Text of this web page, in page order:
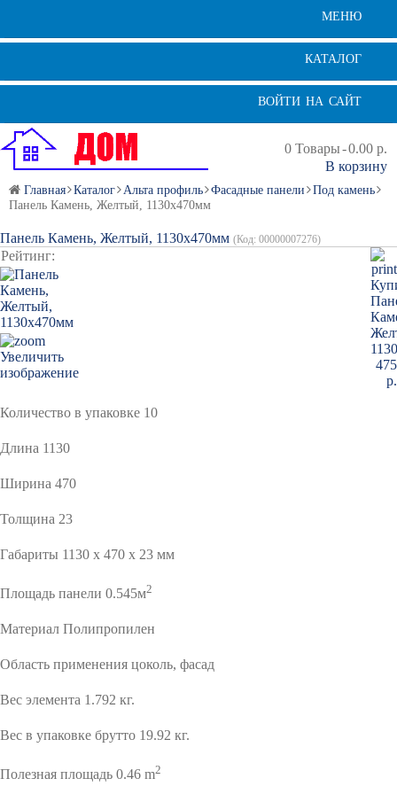
МЕНЮ
КАТАЛОГ
ВОЙТИ НА САЙТ
0 Товары-0.00 р.
В корзину
Главная Каталог Альта профиль Фасадные панели
Под камень
Панель Камень, Желтый, 1130х470мм
Панель Камень, Желтый, 1130х470мм (Код: 00000007276)
Рейтинг:
Увеличить
изображение
Количество в упаковке 10
Длина 1130
Ширина 470
Толщина 23
Габариты 1130 x 470 x 23 мм
Площадь панели 0.545м2
Материал Полипропилен
Область применения цоколь, фасад
Вес элемента 1.792 кг.
Вес в упаковке брутто 19.92 кг.
Полезная площадь 0.46 m2